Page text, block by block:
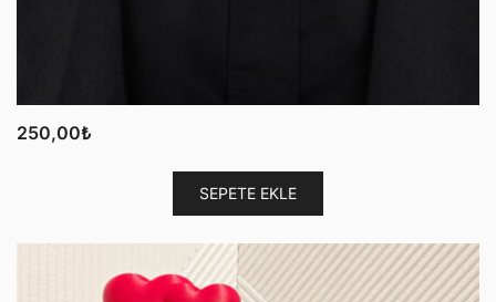
250,00₺
SEPETE EKLE